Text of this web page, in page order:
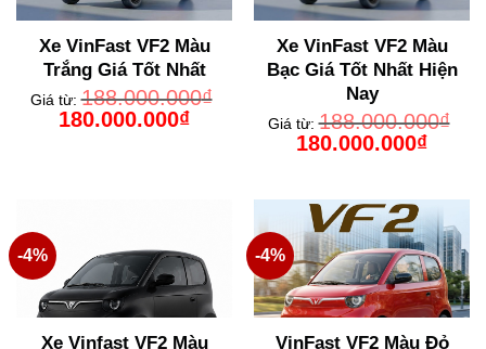
Xe VinFast VF2 Màu
Trắng Giá Tốt Nhất
Giá từ:188.000.000₫
Giá
gốc
180.000.000₫Giá
hiện
Xe VinFast VF2 Màu
Bạc Giá Tốt Nhất Hiện
Nay
Giá từ:188.000.000₫
Giá
gốc
180.000.000₫Giá
hiện
-4%
Xe Vinfast VF2 Màu
-4%
VinFast VF2 Màu Đỏ